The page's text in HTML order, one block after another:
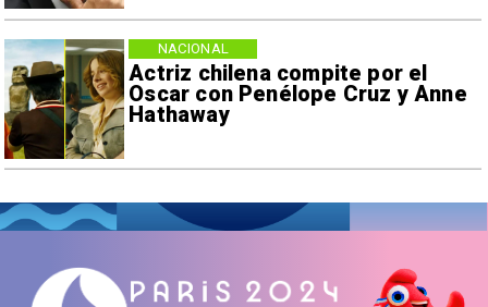
Actriz chilena compite por el
Oscar con Penélope Cruz y Anne
Hathaway
NACIONAL